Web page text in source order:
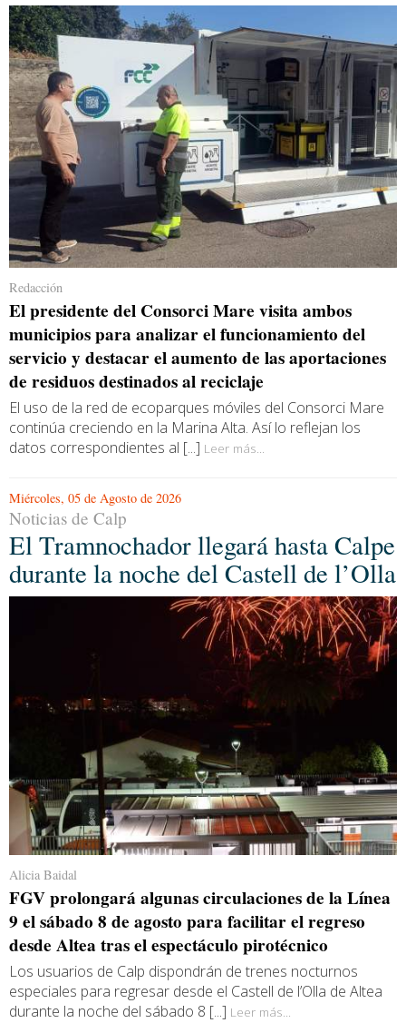
Redacción
El presidente del Consorci Mare visita ambos
municipios para analizar el funcionamiento del
servicio y destacar el aumento de las aportaciones
de residuos destinados al reciclaje
El uso de la red de ecoparques móviles del Consorci Mare
continúa creciendo en la Marina Alta. Así lo reflejan los
datos correspondientes al [...] Leer más...
Miércoles, 05 de Agosto de 2026
Noticias de Calp
El Tramnochador llegará hasta Calpe
durante la noche del Castell de l’Olla
Alicia Baidal
FGV prolongará algunas circulaciones de la Línea
9 el sábado 8 de agosto para facilitar el regreso
desde Altea tras el espectáculo pirotécnico
Los usuarios de Calp dispondrán de trenes nocturnos
especiales para regresar desde el Castell de l’Olla de Altea
durante la noche del sábado 8 [...] Leer más...